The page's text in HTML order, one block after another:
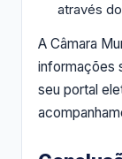
através
A Câmara
informações
seu portal